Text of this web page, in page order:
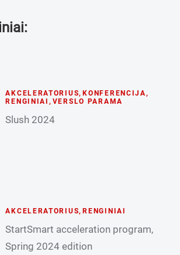
AKCELERATORIUS, KONFERENCIJA,
RENGINIAI , VERSLO PARAMA
Slush 2024
AKCELERATORIUS, RENGINIAI
StartSmart acceleration program,
Spring 2024 edition